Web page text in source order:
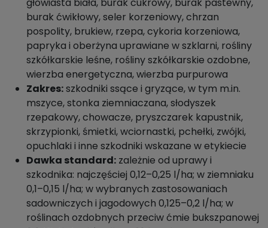
głowiasta biała, burak cukrowy, burak pastewny,
burak ćwikłowy, seler korzeniowy, chrzan
pospolity, brukiew, rzepa, cykoria korzeniowa,
papryka i oberżyna uprawiane w szklarni, rośliny
szkółkarskie leśne, rośliny szkółkarskie ozdobne,
wierzba energetyczna, wierzba purpurowa
Zakres:szkodniki ssące i gryzące, w tym m.in.
mszyce, stonka ziemniaczana, słodyszek
rzepakowy, chowacze, pryszczarek kapustnik,
skrzypionki, śmietki, wciornastki, pchełki, zwójki,
opuchlaki i inne szkodniki wskazane w etykiecie
Dawka standard: zależnie od uprawy i
szkodnika: najczęściej 0,12–0,25 l/ha; w ziemniaku
0,1–0,15 l/ha; w wybranych zastosowaniach
sadowniczych i jagodowych 0,125–0,2 l/ha; w
roślinach ozdobnych przeciw ćmie bukszpanowej